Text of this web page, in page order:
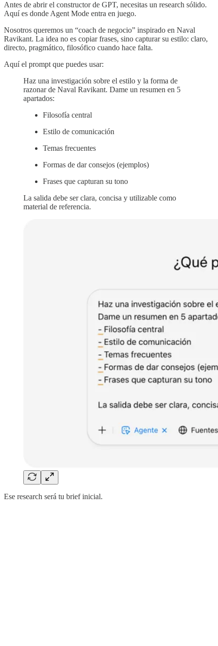
Antes de abrir el constructor de GPT, necesitas un research sólido.
Aquí es donde Agent Mode entra en juego.
Nosotros queremos un “coach de negocio” inspirado en Naval
Ravikant. La idea no es copiar frases, sino capturar su estilo: claro,
directo, pragmático, filosófico cuando hace falta.
Aquí el prompt que puedes usar:
Haz una investigación sobre el estilo y la forma de
razonar de Naval Ravikant. Dame un resumen en 5
apartados:
Filosofía central
Estilo de comunicación
Temas frecuentes
Formas de dar consejos (ejemplos)
Frases que capturan su tono
La salida debe ser clara, concisa y utilizable como
material de referencia.
Ese research será tu brief inicial.